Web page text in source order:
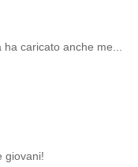
ha caricato anche me...
giovani!